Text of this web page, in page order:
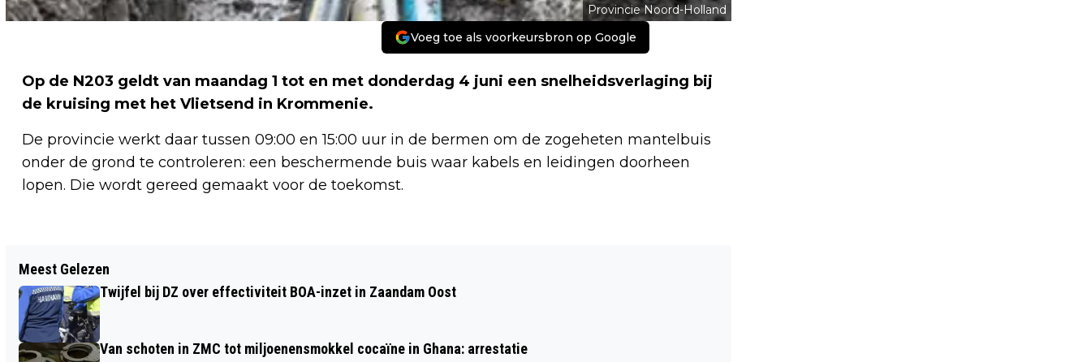
Provincie Noord-Holland
Voeg toe als voorkeursbron op Google
Op de N203 geldt van maandag 1 tot en met donderdag 4 juni een snelheidsverlaging bij
de kruising met het Vlietsend in Krommenie.
De provincie werkt daar tussen 09:00 en 15:00 uur in de bermen om de zogeheten mantelbuis
onder de grond te controleren: een beschermende buis waar kabels en leidingen doorheen
lopen. Die wordt gereed gemaakt voor de toekomst.
ZAANDAMMER BETRAPT MET RUIM
110.000 EURO AAN CONTANTEN IN
BESTELBUS
IN WINKELS PRIMERA
Meest Gelezen
Twijfel bij DZ over effectiviteit BOA-inzet in Zaandam Oost
Van schoten in ZMC tot miljoenensmokkel cocaïne in Ghana: arrestatie